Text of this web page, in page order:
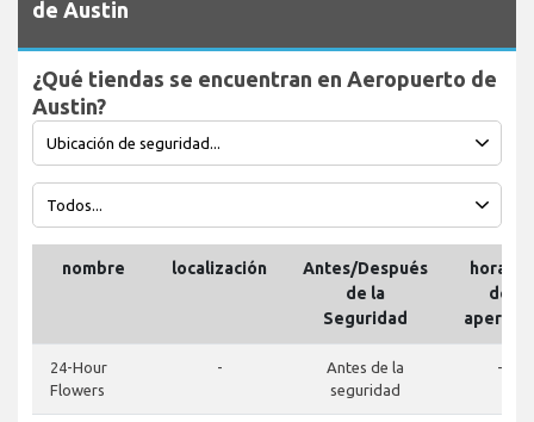
de Austin
¿Qué tiendas se encuentran en Aeropuerto de
Austin?
nombre localización
Antes/Después
de la
Seguridad
horario
de
apertura
24-Hour
Flowers
-
Antes de la
seguridad
-